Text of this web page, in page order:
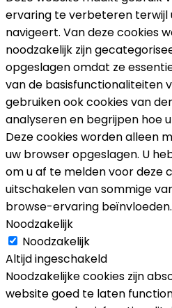
ervaring te verbeteren terwijl
navigeert. Van deze cookies
noodzakelijk zijn
opgeslagen omdat ze
van de basisfunctionaliteiten
gebruiken ook cookies van
analyseren en begrijpen hoe
Deze cookies worden alleen
uw browser opgeslagen. U
om u af te melden voor deze
uitschakelen van sommige
browse-ervaring beïnvloeden.
Noodzakelijk
Noodzakelijk
Altijd ingeschakeld
Noodzakelijke cookies zijn
website goed te laten